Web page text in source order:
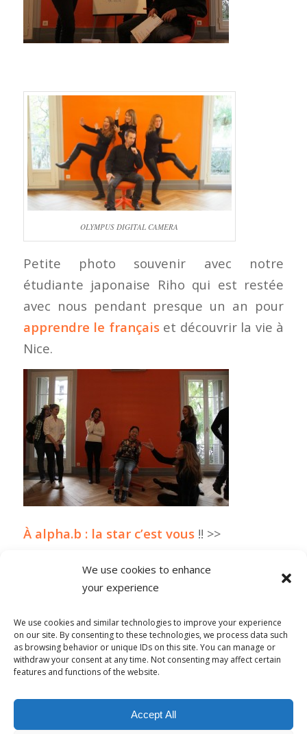
We use cookies to enhance
your experience
We use cookies and similar technologies to improve your experience
on our site. By consenting to these technologies, we process data such
as browsing behavior or unique IDs on this site. You can manage or
withdraw your consent at any time. Not consenting may affect certain
features and functions of the website.
Accept All
OLYMPUS DIGITAL CAMERA
Petite photo souvenir avec notre
étudiante japonaise Riho qui est restée
avec nous pendant presque un an pour
apprendre le françaiset découvrir la vie à
Nice.
À alpha.b : la star c’est vous!! >>
0 COMMENTAIRES
© Copyright - Alpha-b 2019-2026 -powered by Enfold WordPress